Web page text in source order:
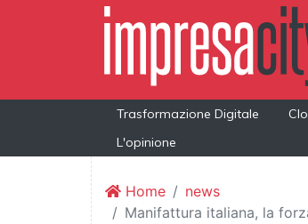
Trasformazione Digitale
L'opinione
Home
news
Manifattura italiana, la